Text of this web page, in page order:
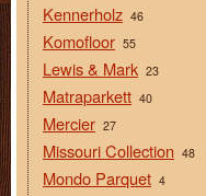
Kennerholz 46
Komofloor 55
Lewis & Mark 23
Matraparkett 40
Mercier 27
Missouri Collection 48
Mondo Parquet 4